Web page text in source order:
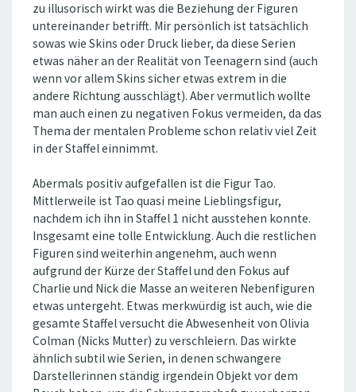
zu illusorisch wirkt was die Beziehung der Figuren
untereinander betrifft. Mir persönlich ist tatsächlich
sowas wie Skins oder Druck lieber, da diese Serien
etwas näher an der Realität von Teenagern sind (auch
wenn vor allem Skins sicher etwas extrem in die
andere Richtung ausschlägt). Aber vermutlich wollte
man auch einen zu negativen Fokus vermeiden, da das
Thema der mentalen Probleme schon relativ viel Zeit
in der Staffel einnimmt.
Abermals positiv aufgefallen ist die Figur Tao.
Mittlerweile ist Tao quasi meine Lieblingsfigur,
nachdem ich ihn in Staffel 1 nicht ausstehen konnte.
Insgesamt eine tolle Entwicklung. Auch die restlichen
Figuren sind weiterhin angenehm, auch wenn
aufgrund der Kürze der Staffel und den Fokus auf
Charlie und Nick die Masse an weiteren Nebenfiguren
etwas untergeht. Etwas merkwürdig ist auch, wie die
gesamte Staffel versucht die Abwesenheit von Olivia
Colman (Nicks Mutter) zu verschleiern. Das wirkte
ähnlich subtil wie Serien, in denen schwangere
Darstellerinnen ständig irgendein Objekt vor dem